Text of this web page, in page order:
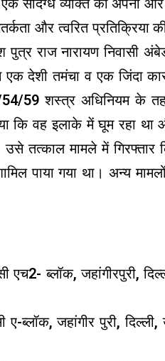
संदिग्ध व्यक्ति को अपनी
और त्वरित
पुत्र राज नारायण निवासी
देशी तमंचा व एक जिंदा
54/59 शस्त्र अधिनियम के
कि वह इलाके में घूम रहा
तत्काल मामले में
पाया गया था। अन्य
ब्लॉक, जहांगीरपुरी,
ए-ब्लॉक, जहांगीर पुरी,